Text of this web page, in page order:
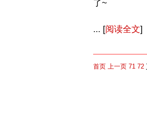
了~
... [阅读全文]
首页 上一页 71 72